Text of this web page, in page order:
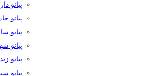
پیانو
پیانو
پیانو
پیانو
پیانو
پیانو